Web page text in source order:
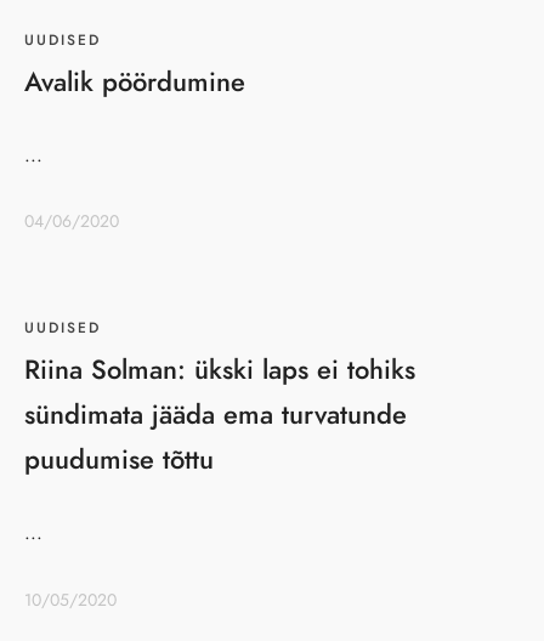
UUDISED
Avalik pöördumine
...
04/06/2020
UUDISED
Riina Solman: ükski laps ei tohiks
sündimata jääda ema turvatunde
puudumise tõttu
...
10/05/2020